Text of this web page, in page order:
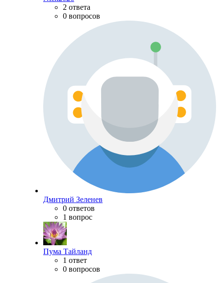
2 ответа
0 вопросов
Дмитрий Зеленев
0 ответов
1 вопрос
Пума Тайланд
1 ответ
0 вопросов